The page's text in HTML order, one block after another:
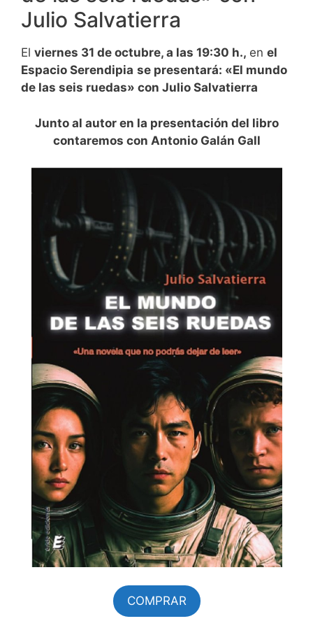
Julio Salvatierra
El viernes 31 de octubre, a las 19:30 h., en el
Espacio Serendipia se presentará: «El mundo
de las seis ruedas» con Julio Salvatierra
Junto al autor en la presentación del libro
contaremos con Antonio Galán Gall
COMPRAR